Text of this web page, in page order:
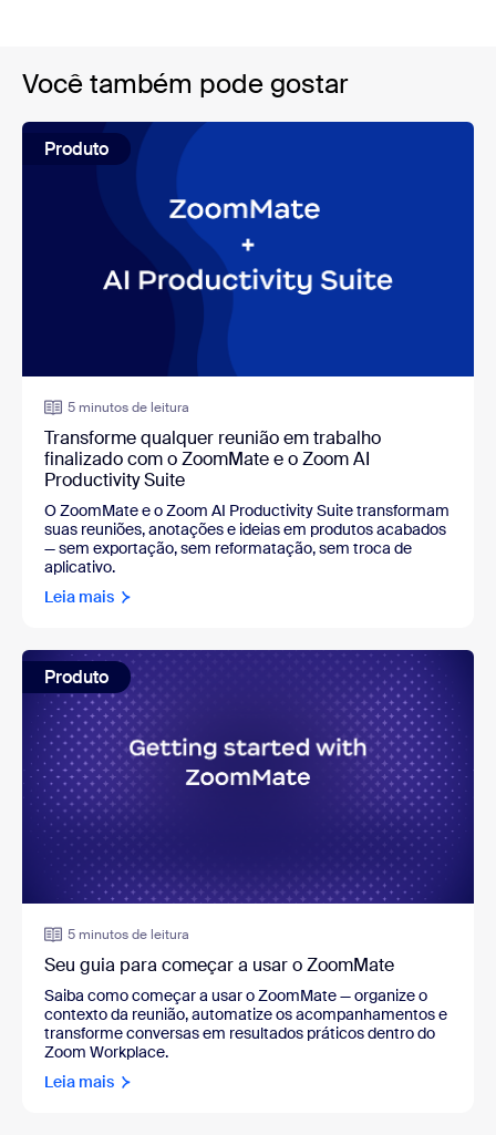
Você também pode gostar
Produto
5 minutos de leitura
Transforme qualquer reunião em trabalho
finalizado com o ZoomMate e o Zoom AI
Productivity Suite
O ZoomMate e o Zoom AI Productivity Suite transformam
suas reuniões, anotações e ideias em produtos acabados
— sem exportação, sem reformatação, sem troca de
aplicativo.
Leia mais
Produto
5 minutos de leitura
Seu guia para começar a usar o ZoomMate
Saiba como começar a usar o ZoomMate — organize o
contexto da reunião, automatize os acompanhamentos e
transforme conversas em resultados práticos dentro do
Zoom Workplace.
Leia mais